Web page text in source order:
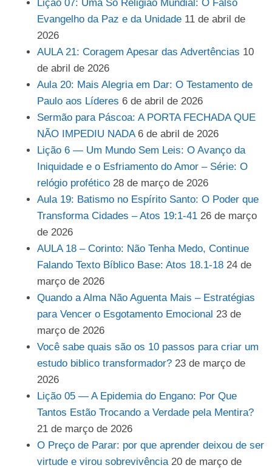
Lição 07: Uma Só Religião Mundial: O Falso
Evangelho da Paz e da Unidade 11 de abril de
2026
AULA 21: Coragem Apesar das Advertências 10
de abril de 2026
Aula 20: Mais Alegria em Dar: O Testamento de
Paulo aos Líderes 6 de abril de 2026
Sermão para Páscoa: A PORTA FECHADA QUE
NÃO IMPEDIU NADA 6 de abril de 2026
Lição 6 — Um Mundo Sem Leis: O Avanço da
Iniquidade e o Esfriamento do Amor – Série: O
relógio profético 28 de março de 2026
Aula 19: Batismo no Espírito Santo: O Poder que
Transforma Cidades – Atos 19:1-41 26 de março
de 2026
AULA 18 – Corinto: Não Tenha Medo, Continue
Falando Texto Bíblico Base: Atos 18.1-18 24 de
março de 2026
Quando a Alma Não Aguenta Mais – Estratégias
para Vencer o Esgotamento Emocional 23 de
março de 2026
Você sabe quais são os 10 passos para criar um
estudo biblico transformador? 23 de março de
2026
Lição 05 — A Epidemia do Engano: Por Que
Tantos Estão Trocando a Verdade pela Mentira?
21 de março de 2026
O Preço de Parar: por que aprender deixou de ser
virtude e virou sobrevivência 20 de março de